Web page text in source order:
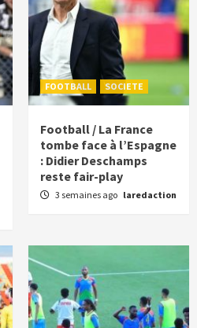
FOOTBALL SOCIETE
Football / La France
tombe face à l’Espagne
: Didier Deschamps
reste fair-play
3 semaines ago laredaction